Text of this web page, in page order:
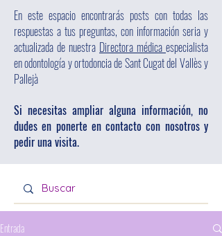
En este espacio encontrarás posts con todas las
respuestas a tus preguntas, con información seria y
actualizada de nuestra Directora médica especialista
en odontología y ortodoncia de Sant Cugat del Vallès y
Pallejà
Si necesitas ampliar alguna información, no
dudes en ponerte en contacto con nosotros y
pedir una visita.
Entrada